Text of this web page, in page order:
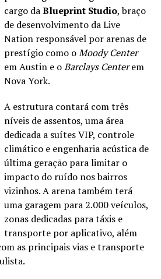
cargo daBlueprint Studio, braço
de desenvolvimento da Live
Nation responsável por arenas de
prestígio como oMoody Center
em Austin e oBarclays Centerem
Nova York.
A estrutura contará com três
níveis de assentos, uma área
dedicada a suítes VIP, controle
climático e engenharia acústica de
última geração para limitar o
impacto do ruído nos bairros
vizinhos. A arena também terá
uma garagem para 2.000 veículos,
zonas dedicadas para táxis e
transporte por aplicativo, além
as principais vias e transporte